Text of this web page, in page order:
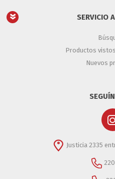
SERVICIO
Productos
Nuevos
Justicia 2335